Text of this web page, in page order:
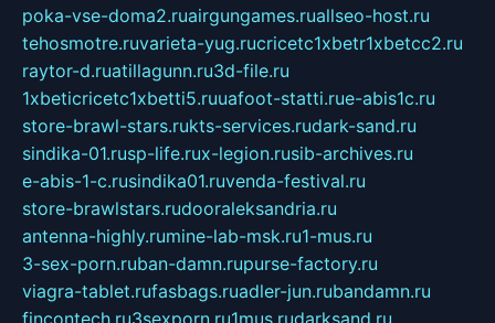
poka-vse-doma2.ruairgungames.ruallseo-host.ru
tehosmotre.ruvarieta-yug.rucricetc1xbetr1xbetcc2.ru
raytor-d.ruatillagunn.ru3d-file.ru
1xbeticricetc1xbetti5.ruuafoot-statti.rue-abis1c.ru
store-brawl-stars.rukts-services.rudark-sand.ru
sindika-01.rusp-life.rux-legion.rusib-archives.ru
e-abis-1-c.rusindika01.ruvenda-festival.ru
store-brawlstars.rudooraleksandria.ru
antenna-highly.rumine-lab-msk.ru1-mus.ru
3-sex-porn.ruban-damn.rupurse-factory.ru
viagra-tablet.rufasbags.ruadler-jun.rubandamn.ru
fincontech.ru3sexporn.ru1mus.rudarksand.ru